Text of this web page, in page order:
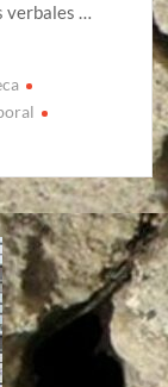
verbales …